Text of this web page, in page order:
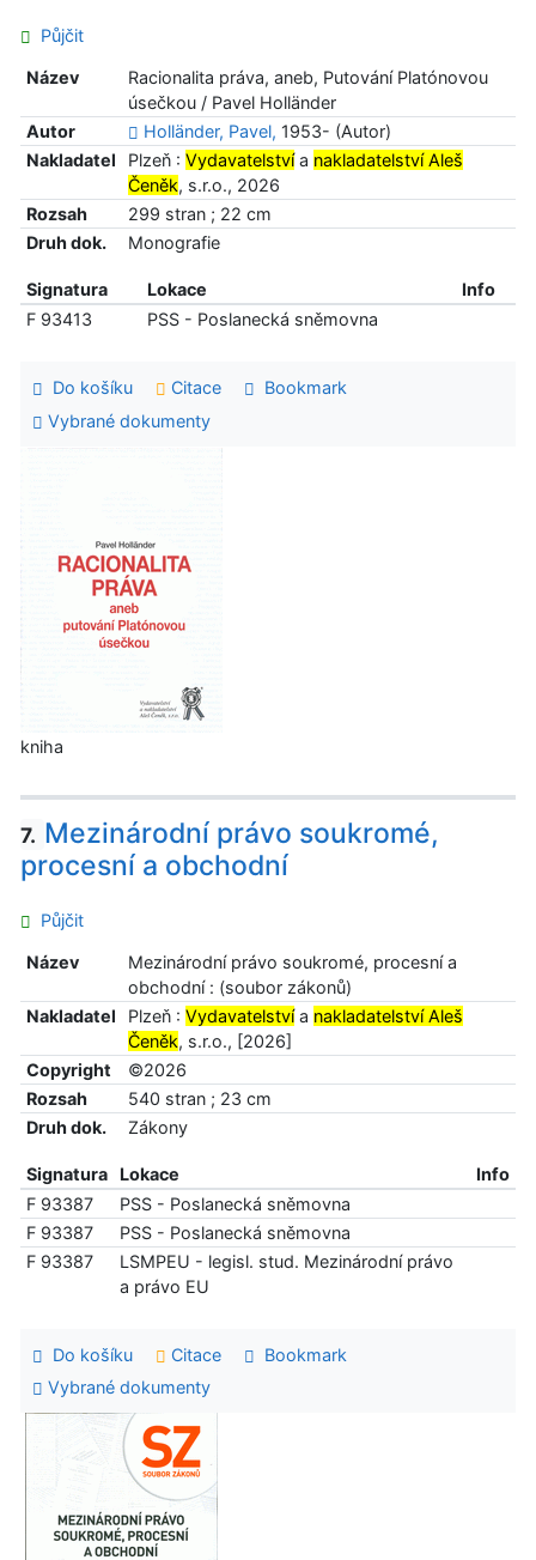
Půjčit
Název
Racionalita práva, aneb, Putování Platónovou
úsečkou / Pavel Holländer
Autor
Holländer, Pavel, 1953- (Autor)
Nakladatel
Plzeň : Vydavatelstvía nakladatelství Aleš
Čeněk, s.r.o., 2026
Rozsah
299 stran ; 22 cm
Druh dok.
Monografie
Signatura Lokace
Info
F 93413
PSS - Poslanecká sněmovna
Do košíku Citace
Bookmark
Vybrané dokumenty
kniha
7. Mezinárodní právo soukromé,
procesní a obchodní
Půjčit
Název
Mezinárodní právo soukromé, procesní a
obchodní : (soubor zákonů)
Nakladatel
Plzeň : Vydavatelstvía nakladatelství Aleš
Čeněk, s.r.o., [2026]
Copyright
©2026
Rozsah
540 stran ; 23 cm
Druh dok.
Zákony
Signatura Lokace
Info
F 93387
PSS - Poslanecká sněmovna
F 93387
PSS - Poslanecká sněmovna
F 93387
LSMPEU - legisl. stud. Mezinárodní právo
a právo EU
Do košíku Citace
Bookmark
Vybrané dokumenty